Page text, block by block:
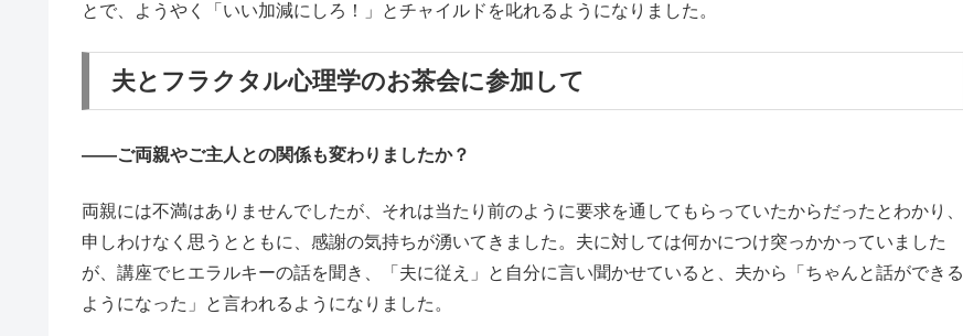
とで、ようやく「いい加減にしろ！」とチャイルドを叱れるようになりました。
夫とフラクタル心理学のお茶会に参加して
――ご両親やご主人との関係も変わりましたか？
両親には不満はありませんでしたが、それは当たり前のように要求を通してもらっていたからだったとわかり、
申しわけなく思うとともに、感謝の気持ちが湧いてきました。夫に対しては何かにつけ突っかかっていました
が、講座でヒエラルキーの話を聞き、「夫に従え」と自分に言い聞かせていると、夫から「ちゃんと話ができる
ようになった」と言われるようになりました。